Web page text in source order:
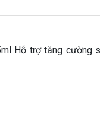
Hỗ trợ tăng cường